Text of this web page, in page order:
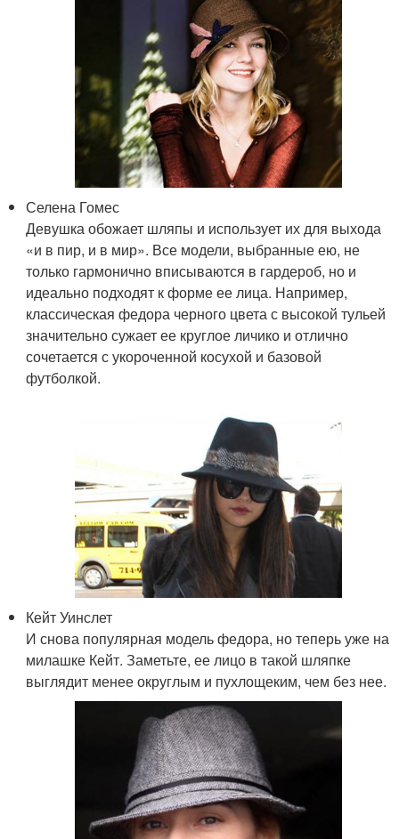
Селена Гомес
Девушка обожает шляпы и использует их для выхода
«и в пир, и в мир». Все модели, выбранные ею, не
только гармонично вписываются в гардероб, но и
идеально подходят к форме ее лица. Например,
классическая федора черного цвета с высокой тульей
значительно сужает ее круглое личико и отлично
сочетается с укороченной косухой и базовой
футболкой.
Кейт Уинслет
И снова популярная модель федора, но теперь уже на
милашке Кейт. Заметьте, ее лицо в такой шляпке
выглядит менее округлым и пухлощеким, чем без нее.